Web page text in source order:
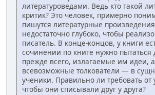
литературоведами. Ведь кто такой
критик? Это человек, примерно
пишутся литературные
недостаточно глубоко, чтобы
писатель. В конце-концов, у книги
сочинении по книге нужно пытаться
прежде всего, излагаемые им идеи, а
всевозможные толкователи — в
ученики. Правильно ли требовать от
чтобы они списывали друг у друга?